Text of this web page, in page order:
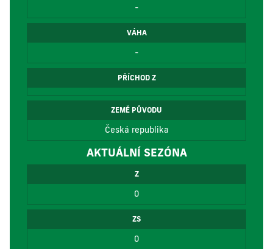
-
VÁHA
-
PŘÍCHOD Z
ZEMĚ PŮVODU
Česká republika
AKTUÁLNÍ SEZÓNA
Z
0
ZS
0